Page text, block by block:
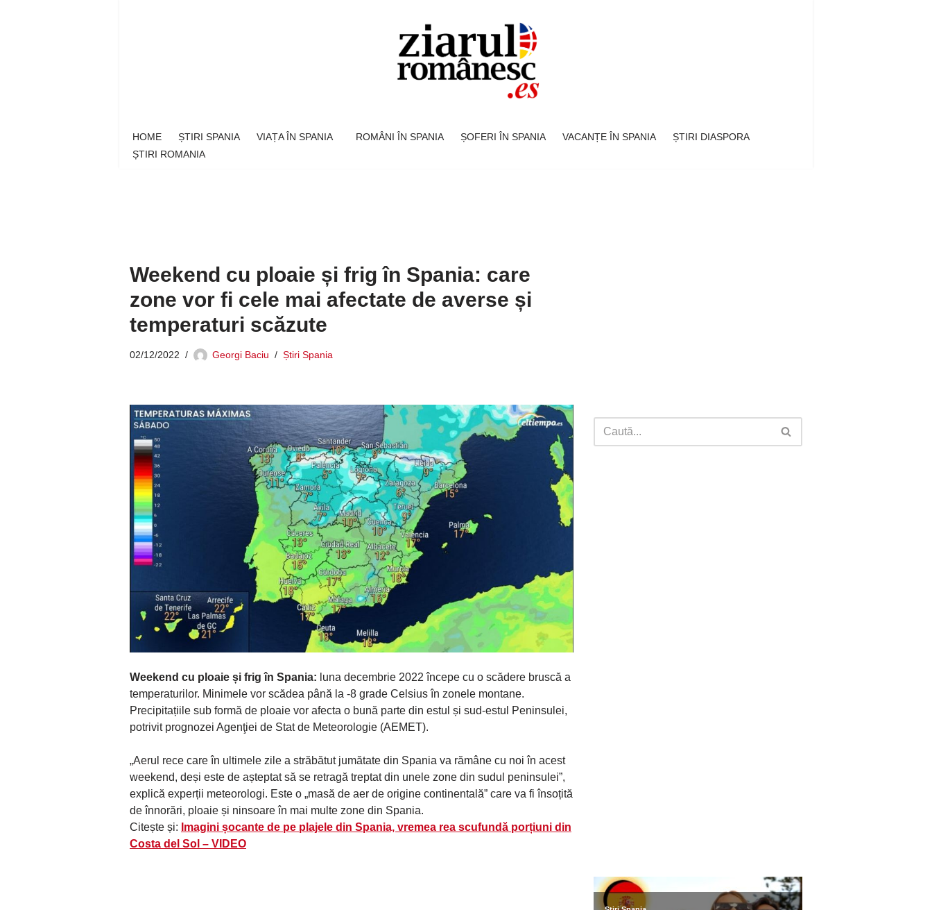
HOME ȘTIRI SPANIA VIAȚA ÎN SPANIA ROMÂNI ÎN SPANIA ȘOFERI ÎN SPANIA VACANȚE ÎN SPANIA
ȘTIRI DIASPORA
ȘTIRI ROMANIA
Weekend cu ploaie și frig în Spania: care
zone vor fi cele mai afectate de averse și
temperaturi scăzute
02/12/2022 Georgi Baciu Știri Spania
Weekend cu ploaie și frig în Spania: luna decembrie 2022 începe cu o scădere bruscă a
temperaturilor. Minimele vor scădea până la -8 grade Celsius în zonele montane.
Precipitațiile sub formă de ploaie vor afecta o bună parte din estul și sud-estul Peninsulei,
potrivit prognozei Agenţiei de Stat de Meteorologie (AEMET).
„Aerul rece care în ultimele zile a străbătut jumătate din Spania va rămâne cu noi în acest
weekend, deși este de așteptat să se retragă treptat din unele zone din sudul peninsulei”,
explică experții meteorologi. Este o „masă de aer de origine continentală” care va fi însoțită
de înnorări, ploaie și ninsoare în mai multe zone din Spania.
Citește și: Imagini șocante de pe plajele din Spania, vremea rea scufundă porțiuni din
Costa del Sol – VIDEO